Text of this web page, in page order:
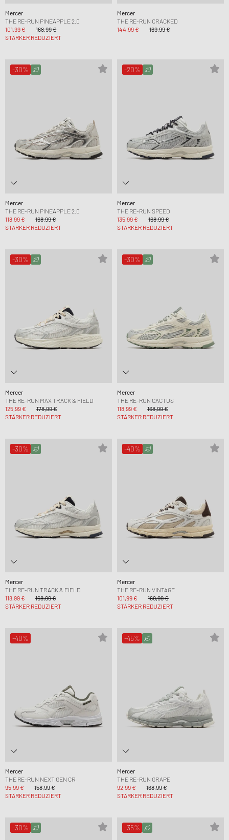
Mercer
THE RE-RUN PINEAPPLE 2.0
101,99 €
168,99 €
STÄRKER REDUZIERT
Mercer
THE RE-RUN CRACKED
144,99 €
169,99 €
-30%
Mercer
THE RE-RUN PINEAPPLE 2.0
118,99 €
168,99 €
STÄRKER REDUZIERT
-20%
Mercer
THE RE-RUN SPEED
135,99 €
168,99 €
STÄRKER REDUZIERT
-30%
Mercer
THE RE-RUN MAX TRACK & FIELD
125,99 €
178,99 €
STÄRKER REDUZIERT
-30%
Mercer
THE RE-RUN CACTUS
118,99 €
168,99 €
STÄRKER REDUZIERT
-30%
Mercer
THE RE-RUN TRACK & FIELD
118,99 €
168,99 €
STÄRKER REDUZIERT
-40%
Mercer
THE RE-RUN VINTAGE
101,99 €
169,99 €
STÄRKER REDUZIERT
-40%
Mercer
THE RE-RUN NEXT GEN CR
95,99 €
158,99 €
STÄRKER REDUZIERT
-45%
Mercer
THE RE-RUN GRAPE
92,99 €
168,99 €
STÄRKER REDUZIERT
-30% -35%